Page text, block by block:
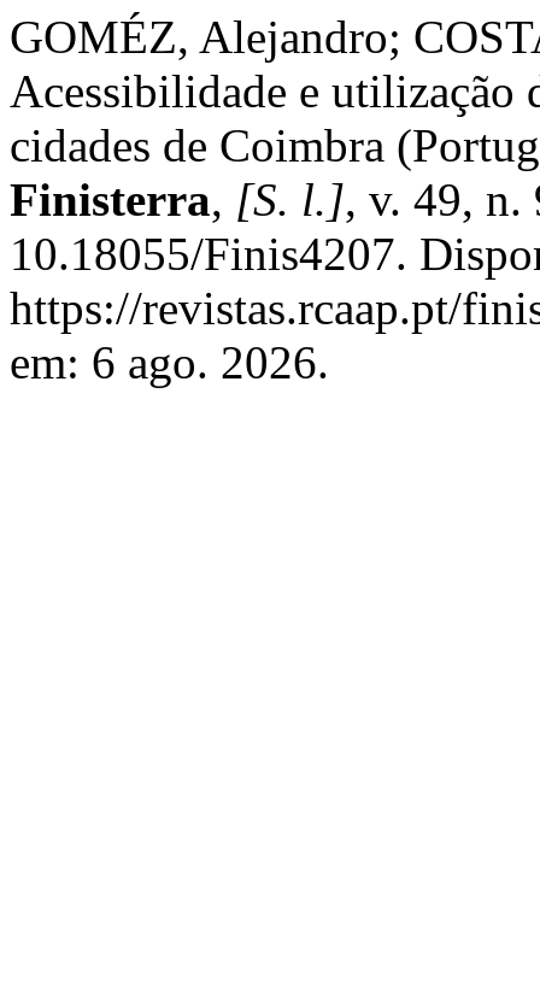
GOMÉZ, Alejandro;
Acessibilidade e utilização
cidades de Coimbra
Finisterra, [S. l.], v. 49,
10.18055/Finis4207.
https://revistas.rcaap.pt/
em: 6 ago. 2026.